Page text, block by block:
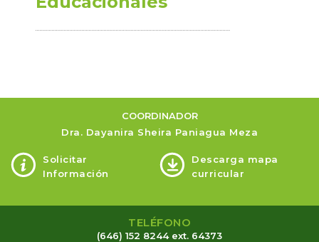
COORDINADOR
Dra. Dayanira Sheira Paniagua Meza
Solicitar
Información
Descarga mapa
curricular
TELÉFONO
(646) 152 8244 ext. 64373